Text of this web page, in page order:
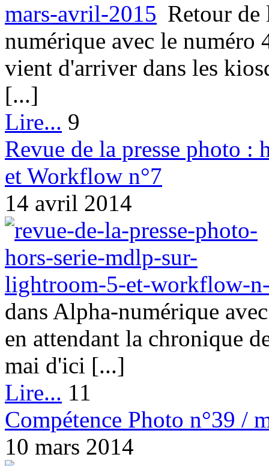
Retour de
numérique avec le numéro
vient d'arriver dans les
[...]
Lire... 9
Revue de la presse photo
et Workflow n°7
14 avril 2014
dans Alpha-numérique
en attendant la chronique
mai d'ici [...]
Lire... 11
Compétence Photo n°39 /
10 mars 2014